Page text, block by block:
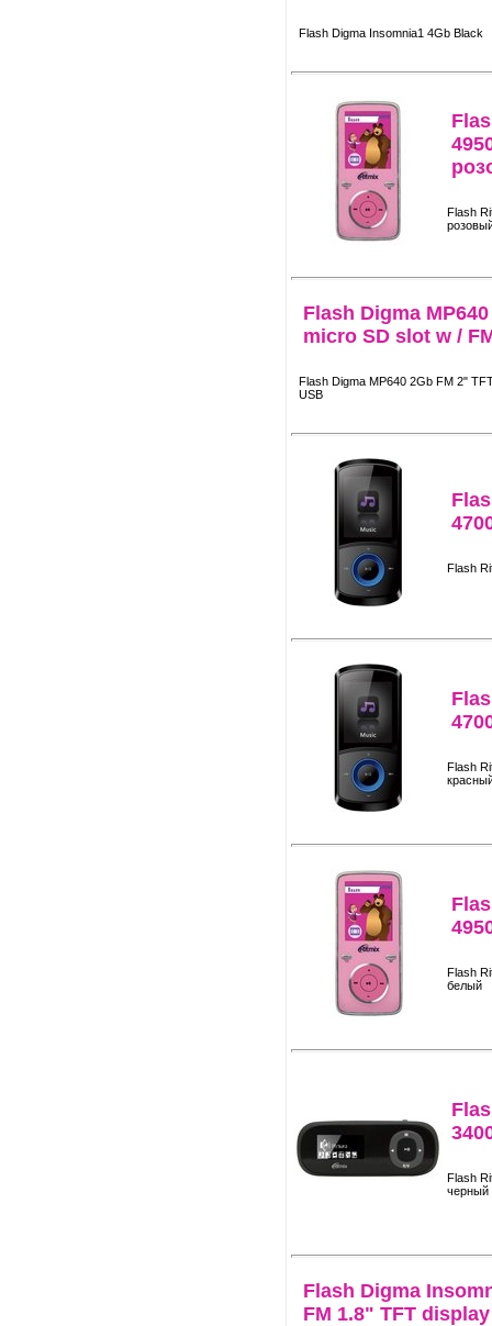
Flash Digma Insomnia1 4Gb Black
Flash
Flash Digma
micro SD slot w /
Flash Digma MP640 2Gb FM 2"
USB
Flash
Flash
Flash
белый
Flash
черный
Flash Digma
FM 1.8" TFT